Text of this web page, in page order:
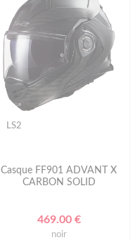
LS2
Casque FF901 ADVANT X
CARBON SOLID
469.00 €
noir